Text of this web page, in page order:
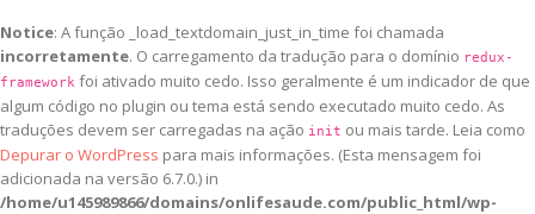
Notice: A função _load_textdomain_just_in_time foi chamada
incorretamente. O carregamento da tradução para o domínio redux-
framework foi ativado muito cedo. Isso geralmente é um indicador de que
algum código no plugin ou tema está sendo executado muito cedo. As
traduções devem ser carregadas na ação init ou mais tarde. Leia como
Depurar o WordPress para mais informações. (Esta mensagem foi
adicionada na versão 6.7.0.) in
/home/u145989866/domains/onlifesaude.com/public_html/wp-